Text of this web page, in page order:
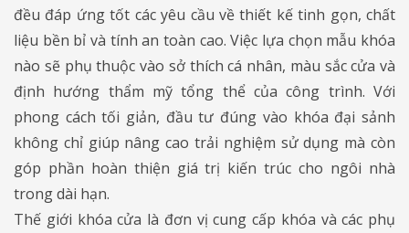
đều đáp ứng tốt các yêu cầu về thiết kế tinh gọn, chất
liệu bền bỉ và tính an toàn cao. Việc lựa chọn mẫu khóa
nào sẽ phụ thuộc vào sở thích cá nhân, màu sắc cửa và
định hướng thẩm mỹ tổng thể của công trình. Với
phong cách tối giản, đầu tư đúng vào khóa đại sảnh
không chỉ giúp nâng cao trải nghiệm sử dụng mà còn
góp phần hoàn thiện giá trị kiến trúc cho ngôi nhà
trong dài hạn.
Thế giới khóa cửa là đơn vị cung cấp khóa và các phụ